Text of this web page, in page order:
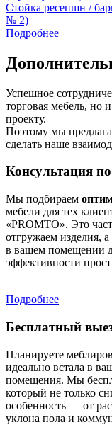
Стойка ресепшн /
№ 2)
Подробнее
Успешное
торговая мебель, но
проекту.
Поэтому мы
сделать наше
Консультация
Мы подбираем
мебели для тех
«PROMTO». Это
отгружаем изделия,
в вашем помещении
эффективности
Подробнее
Бесплатный
Планируете
идеально встала в
помещения. Мы
который не только
особенность — от
уклона пола и